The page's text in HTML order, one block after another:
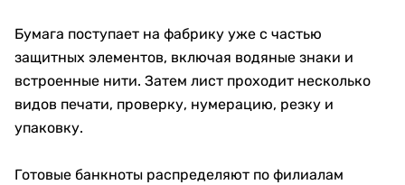
Бумага поступает на фабрику уже с частью
защитных элементов, включая водяные знаки и
встроенные нити. Затем лист проходит несколько
видов печати, проверку, нумерацию, резку и
упаковку.
Готовые банкноты распределяют по филиалам